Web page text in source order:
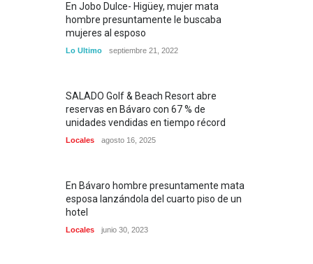
En Jobo Dulce- Higüey, mujer mata
hombre presuntamente le buscaba
mujeres al esposo
Lo Ultimo septiembre 21, 2022
SALADO Golf & Beach Resort abre
reservas en Bávaro con 67 % de
unidades vendidas en tiempo récord
Locales agosto 16, 2025
En Bávaro hombre presuntamente mata
esposa lanzándola del cuarto piso de un
hotel
Locales junio 30, 2023